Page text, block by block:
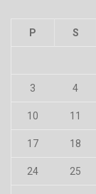
P S
3 4
10 11
17 18
24 25